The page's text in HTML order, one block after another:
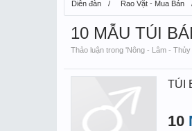
Diễn đàn Rao Vặt - Mua Bán
10 MẪU TÚI
Thảo luận trong 'Nông - Lâm - Thủy
TÚI
10